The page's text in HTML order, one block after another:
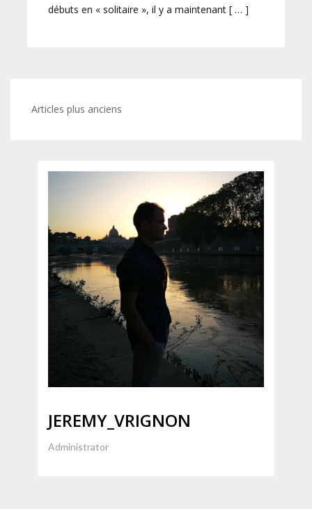
débuts en « solitaire », il y a maintenant [ … ]
Navigation
Articles plus anciens
JEREMY_VRIGNON
Administrator